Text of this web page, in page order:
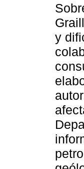
y